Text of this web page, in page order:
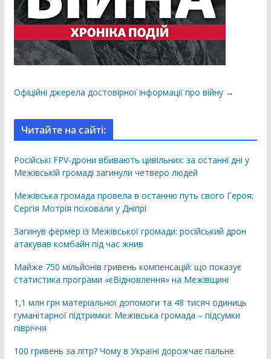
Офіційні джерела достовірної інформації про війну →
Читайте на сайті:
Російські FPV-дрони вбивають цивільних: за останні дні у
Межівській громаді загинули четверо людей
Межівська громада провела в останню путь свого Героя:
Сергія Мотрія поховали у Дніпрі
Загинув фермер із Межівської громади: російський дрон
атакував комбайн під час жнив
Майже 750 мільйонів гривень компенсацій: що показує
статистика програми «єВідновлення» на Межівщині
1,1 млн грн матеріальної допомоги та 48 тисяч одиниць
гуманітарної підтримки: Межівська громада – підсумки
півріччя
100 гривень за літр? Чому в Україні дорожчає пальне